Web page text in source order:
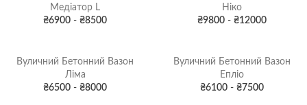
Медіатор L
₴6900 - ₴8500
Ніко
₴9800 - ₴12000
Вуличний Бетонний Вазон
Ліма
₴6500 - ₴8000
Вуличний Бетонний Вазон
Епліо
₴6100 - ₴7500